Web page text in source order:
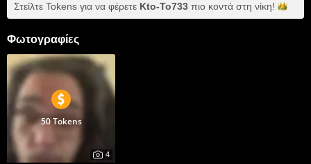
Στείλτε Tokens για να φέρετε Kto-To733 πιο κοντά στη νίκη!
Φωτογραφίες
50 Tokens
4